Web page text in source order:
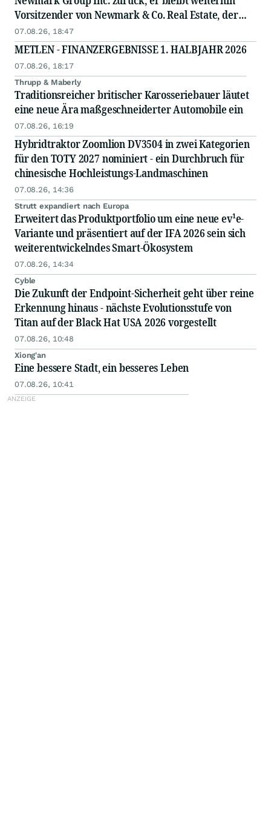
Vorsitzender von Newmark & Co. Real Estate, der
operativen Gesellschaft von Newmark
07.08.26, 18:47
METLEN - FINANZERGEBNISSE 1. HALBJAHR 2026
07.08.26, 18:17
Thrupp & Maberly
Traditionsreicher britischer Karosseriebauer läutet
eine neue Ära maßgeschneiderter Automobile ein
07.08.26, 16:19
Hybridtraktor Zoomlion DV3504 in zwei Kategorien
für den TOTY 2027 nominiert - ein Durchbruch für
chinesische Hochleistungs-Landmaschinen
07.08.26, 14:36
Strutt expandiert nach Europa
Erweitert das Produktportfolio um eine neue ev¹e-
Variante und präsentiert auf der IFA 2026 sein sich
weiterentwickelndes Smart-Ökosystem
07.08.26, 14:34
Cyble
Die Zukunft der Endpoint-Sicherheit geht über reine
Erkennung hinaus - nächste Evolutionsstufe von
Titan auf der Black Hat USA 2026 vorgestellt
07.08.26, 10:48
Xiong'an
Eine bessere Stadt, ein besseres Leben
07.08.26, 10:41